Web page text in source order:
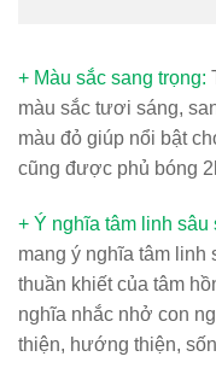
+ Màu sắc sang trọng:
màu sắc tươi sáng,
màu đỏ giúp nổi bật
cũng được phủ bóng
+ Ý nghĩa tâm linh sâu
mang ý nghĩa tâm linh
thuần khiết của tâm
nghĩa nhắc nhở con
thiện, hướng thiện,